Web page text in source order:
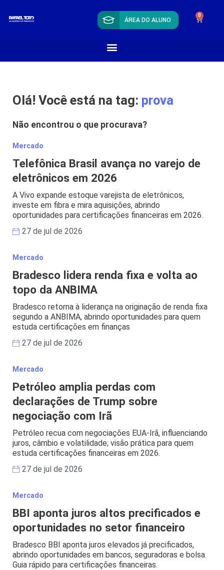
ÁREA DO ALUNO
0
Olá! Você está na tag: prova
Não encontrou o que procurava?
Mercado
Telefônica Brasil avança no varejo de
eletrônicos em 2026
A Vivo expande estoque varejista de eletrônicos,
investe em fibra e mira aquisições, abrindo
oportunidades para certificações financeiras em 2026.
27 de jul de 2026
Mercado
Bradesco lidera renda fixa e volta ao
topo da ANBIMA
Bradesco retorna à liderança na originação de renda fixa
segundo a ANBIMA, abrindo oportunidades para quem
estuda certificações em finanças
27 de jul de 2026
Mercado
Petróleo amplia perdas com
declarações de Trump sobre
negociação com Irã
Petróleo recua com negociações EUA-Irã, influenciando
juros, câmbio e volatilidade; visão prática para quem
estuda certificações financeiras em 2026.
27 de jul de 2026
Mercado
BBI aponta juros altos precificados e
oportunidades no setor financeiro
Bradesco BBI aponta juros elevados já precificados,
abrindo oportunidades em bancos, seguradoras e bolsa.
Guia rápido para certificações financeiras.